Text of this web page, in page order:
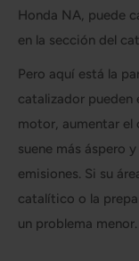
Honda NA, puede
en la sección del
Pero aquí está la
catalizador pueden
motor, aumentar el
suene más áspero
emisiones. Si su
catalítico o la
un problema menor.